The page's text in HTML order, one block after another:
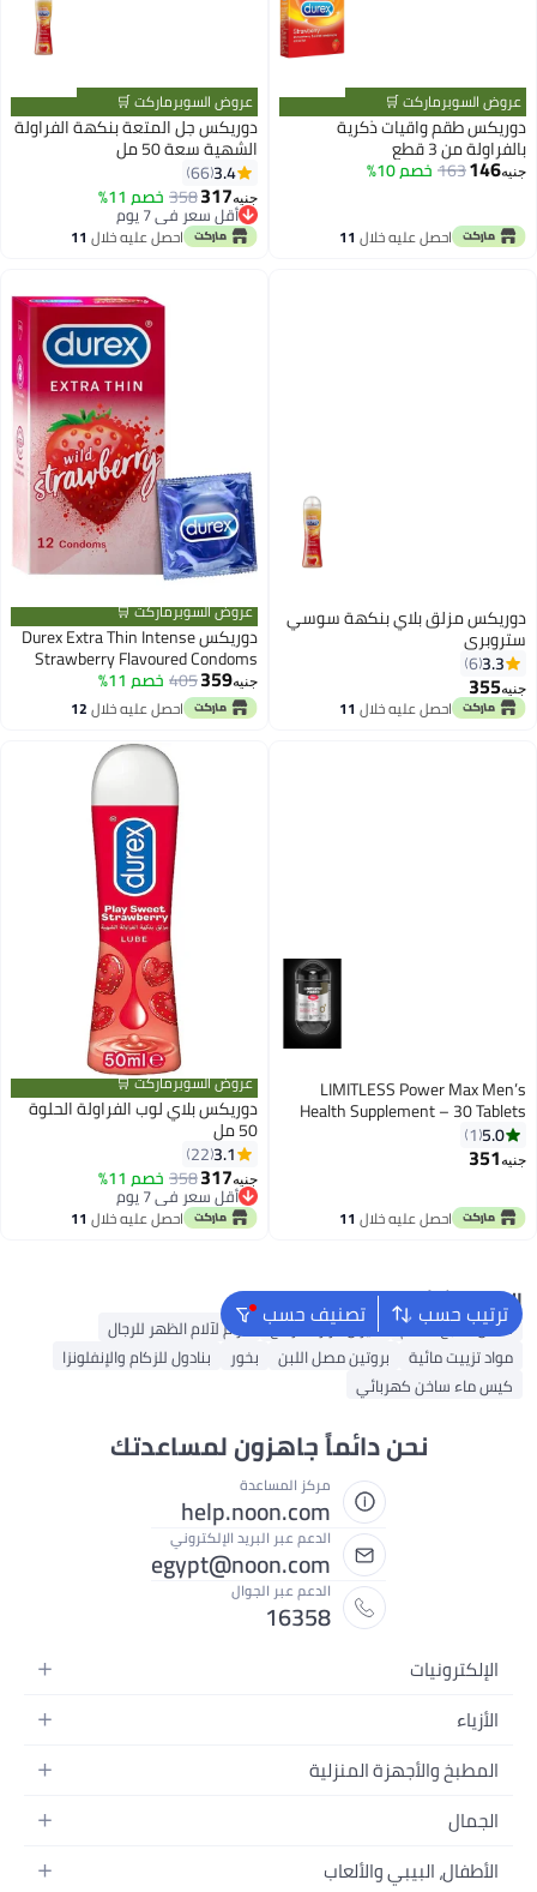
عروض السوبرماركت 🛒
دوريكس طقم واقيات ذكرية
بالفراولة من 3 قطع
جنيه146
163 خصم 10%
احصل عليه خلال 11
عروض السوبرماركت 🛒
دوريكس جل المتعة بنكهة الفراولة
الشهية سعة 50 مل
3.4
66
جنيه317
358 خصم 11%
أقل سعر في 7 يوم
أقل سعر في 7 يوماحصل عليه خلال 11
دوريكس مزلق بلاي بنكهة سوسي
ستروبري
3.3
6
جنيه355
احصل عليه خلال 11
عروض السوبرماركت 🛒
دوريكس Durex Extra Thin Intense
Strawberry Flavoured Condoms
For Men - 12s
جنيه359
405 خصم 11%
احصل عليه خلال12
LIMITLESS Power Max Men’s
Health Supplement – 30 Tablets
5.0
1
جنيه351
احصل عليه خلال 11
عروض السوبرماركت 🛒
دوريكس بلاي لوب الفراولة الحلوة
50 مل
3.1
22
جنيه317
358 خصم 11%
أقل سعر في 7 يوم
أقل سعر في 7 يوماحصل عليه خلال 11
ترتيب حسب تصنيف حسب البحث الشائع
فاصل أصابع القدم ميزان حرارة للرضع
حزام لآلام الظهر للرجال
مواد تزييت مائية
بروتين مصل اللبن بخور
بنادول للزكام والإنفلونزا
كيس ماء ساخن كهربائي
نحن دائماً جاهزون لمساعدتك
مركز المساعدة
help.noon.com
الدعم عبر البريد الإلكتروني
egypt@noon.com
الدعم عبر الجوال
16358
الإلكترونيات
الهواتف المتحركة
أجهزة الكمبيوتر المحمولة
الأجهزة المنزلية
التلفزيونات
الأزياء
أزياء نسائية
أزياء البنات
أزياء الأولاد
المطبخ والأجهزة المنزلية
المطبخ وأدوات الطعام
مستلزمات الحمام
الجمال
العطور النسائية
الأطفال، البيبي والألعاب